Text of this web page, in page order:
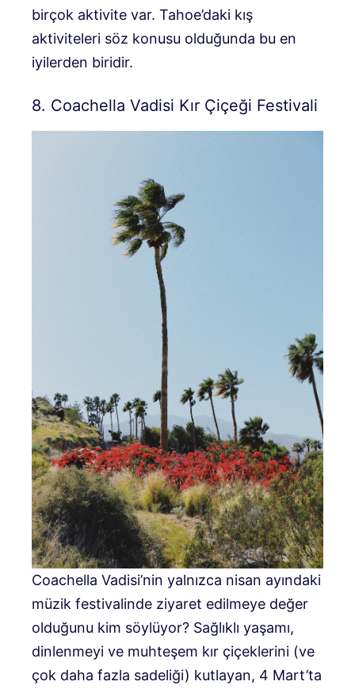
birçok aktivite var. Tahoe’daki kış
aktiviteleri söz konusu olduğunda bu en
iyilerden biridir.
8. Coachella Vadisi Kır Çiçeği Festivali
Coachella Vadisi’nin yalnızca nisan ayındaki
müzik festivalinde ziyaret edilmeye değer
olduğunu kim söylüyor? Sağlıklı yaşamı,
dinlenmeyi ve muhteşem kır çiçeklerini (ve
çok daha fazla sadeliği) kutlayan, 4 Mart’ta